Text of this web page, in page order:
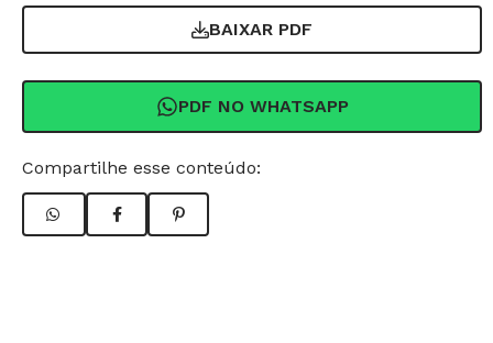
BAIXAR PDF
PDF NO WHATSAPP
Compartilhe esse conteúdo: